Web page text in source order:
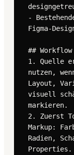
-
Figma-
## Workflow
1. Quelle
nutzen,
Layout,
visuell
markieren.
2. Zuerst
Markup:
Radien,
Properties.